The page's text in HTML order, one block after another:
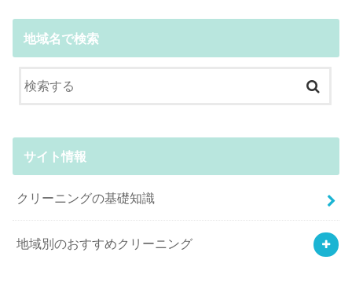
地域名で検索
サイト情報
クリーニングの基礎知識
地域別のおすすめクリーニング